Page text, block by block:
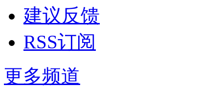
建议反馈
RSS订阅
更多频道